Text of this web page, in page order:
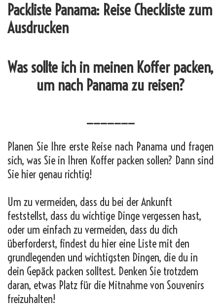
Packliste Panama: Reise Checkliste zum
Ausdrucken
Was sollte ich in meinen Koffer packen,
um nach Panama zu reisen?
Planen Sie Ihre erste Reise nach Panama und fragen
sich, was Sie in Ihren Koffer packen sollen? Dann sind
Sie hier genau richtig!
Um zu vermeiden, dass du bei der Ankunft
feststellst, dass du wichtige Dinge vergessen hast,
oder um einfach zu vermeiden, dass du dich
überforderst, findest du hier eine Liste mit den
grundlegenden und wichtigsten Dingen, die du in
dein Gepäck packen solltest. Denken Sie trotzdem
daran, etwas Platz für die Mitnahme von Souvenirs
freizuhalten!